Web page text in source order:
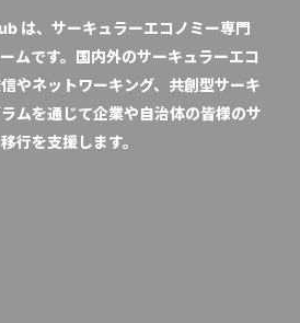
は、サーキュラーエコノミー専門
ムです。国内外のサーキュラーエコ
やネットワーキング、共創型サーキ
ムを通じて企業や自治体の皆様のサ
行を支援します。